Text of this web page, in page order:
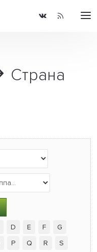
Страна
D E F
G
P Q R
S